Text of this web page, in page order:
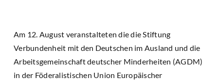
Am 12. August veranstalteten die die Stiftung
Verbundenheit mit den Deutschen im Ausland und die
Arbeitsgemeinschaft deutscher Minderheiten (AGDM)
in der Föderalistischen Union Europäischer